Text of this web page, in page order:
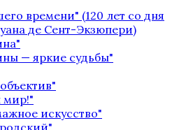
времени" (120 лет со дня
де Сент-Экзюпери)
— яркие судьбы"
мир!"
искусство"